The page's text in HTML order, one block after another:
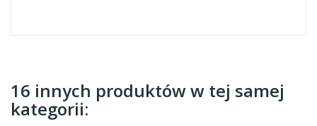
16 innych produktów w tej samej
kategorii: